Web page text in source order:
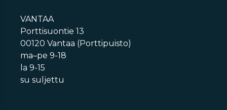
VANTAA
Porttisuontie 13
00120 Vantaa (Porttipuisto)
ma–pe 9-18
la 9-15
su suljettu